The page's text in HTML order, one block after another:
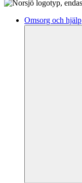
Omsorg och hjälp